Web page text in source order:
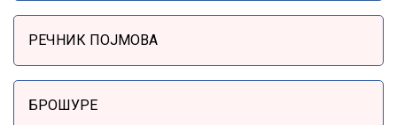
РЕЧНИК ПОЈМОВА
БРОШУРЕ